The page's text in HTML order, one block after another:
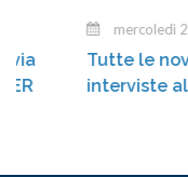
mercoledì 28
Tutte le novità
interviste al